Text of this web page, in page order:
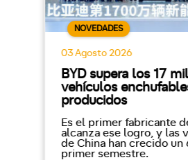
NOVEDADES
03 Agosto 2026
BYD supera los 17
vehículos
producidos
Es el primer fabricante
alcanza ese logro, y las
de China han crecido un
primer semestre.